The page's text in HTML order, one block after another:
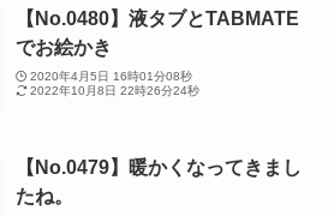
【No.0480】液タブとTABMATE
でお絵かき
2020年4月5日 16時01分08秒
2022年10月8日 22時26分24秒
【No.0479】暖かくなってきまし
たね。